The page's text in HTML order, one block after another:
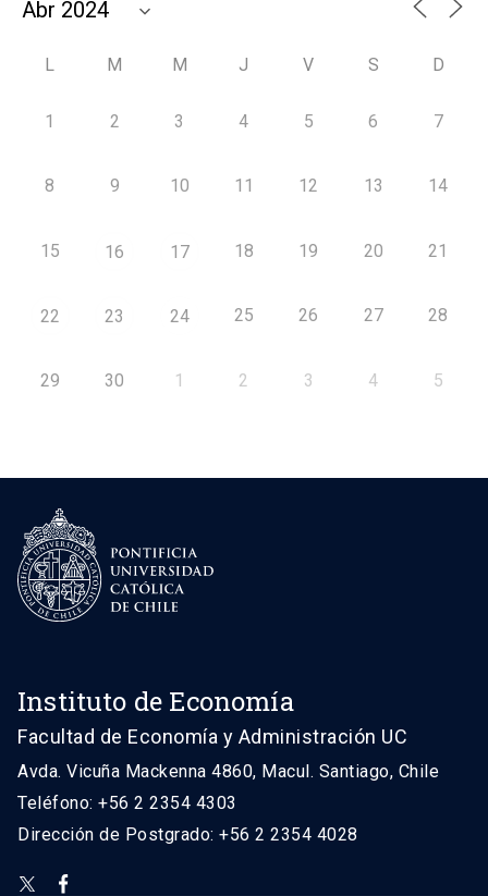
L M M J V S D
1 2 3 4 5 6 7
8 9 10 11 12 13 14
15 16 17 18 19 20 21
22 23 24 25 26 27 28
29 30 1 2 3 4 5
Instituto de Economía
Facultad de Economía y Administración UC
Avda. Vicuña Mackenna 4860, Macul. Santiago, Chile
Teléfono: +56 2 2354 4303
Dirección de Postgrado: +56 2 2354 4028